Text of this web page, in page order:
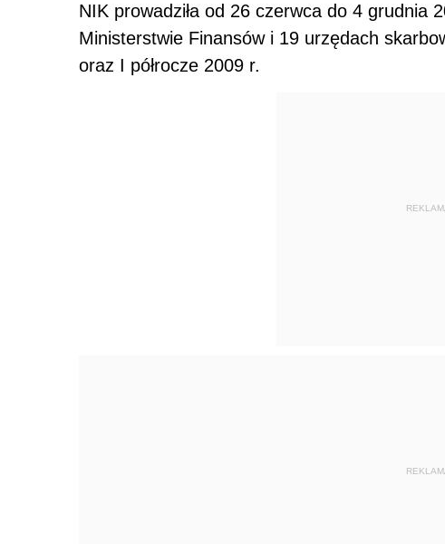
NIK prowadziła od 26 czerwca do 4 grudnia
Ministerstwie Finansów i 19 urzędach
oraz I półrocze 2009 r.